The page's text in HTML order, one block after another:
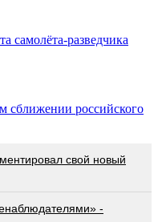
самолёта-разведчика
сближении российского
свой новый
-